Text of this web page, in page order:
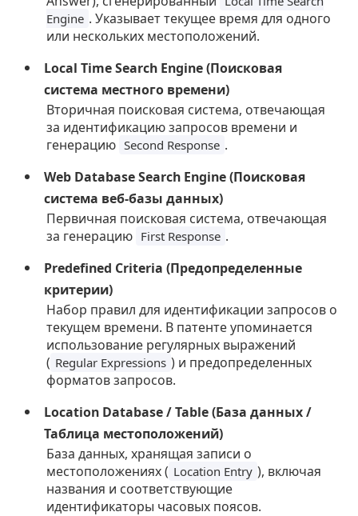
Engine . Указывает текущее время для одного
или нескольких местоположений.
Local Time Search Engine (Поисковая
система местного времени)
Вторичная поисковая система, отвечающая
за идентификацию запросов времени и
генерацию Second Response .
Web Database Search Engine (Поисковая
система веб-базы данных)
Первичная поисковая система, отвечающая
за генерацию First Response .
Predefined Criteria (Предопределенные
критерии)
Набор правил для идентификации запросов о
текущем времени. В патенте упоминается
использование регулярных выражений
( Regular Expressions ) и предопределенных
форматов запросов.
Location Database / Table (База данных /
Таблица местоположений)
База данных, хранящая записи о
местоположениях ( Location Entry ), включая
названия и соответствующие
идентификаторы часовых поясов.